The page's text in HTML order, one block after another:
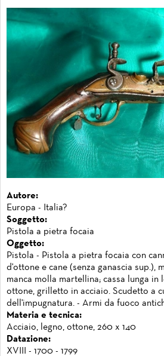
Autore:
Europa - Italia?
Soggetto:
Pistola a pietra focaia
Oggetto:
Pistola - Pistola a pietra focaia con
d'ottone e cane (senza ganascia sup.),
manca molla martellina; cassa lunga
ottone, grilletto in acciaio. Scudetto a
dell'impugnatura. - Armi da fuoco
Materia e tecnica:
Acciaio, legno, ottone, 260 x 140
Datazione:
XVIII - 1700 - 1799